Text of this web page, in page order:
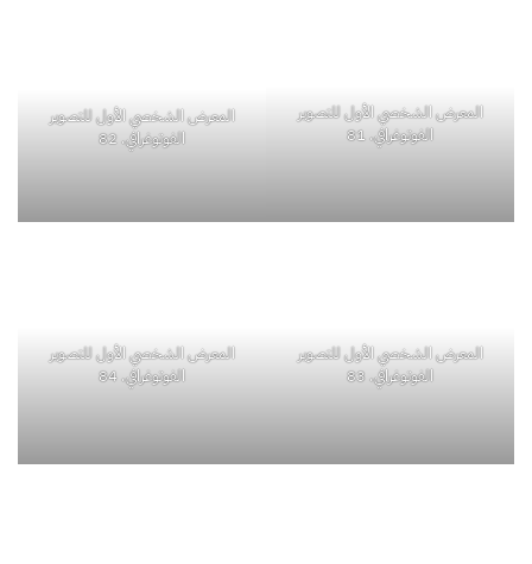
المعرض الشخصي الأول للتصوير
الفوتوغرافي. 81
المعرض الشخصي الأول للتصوير
الفوتوغرافي. 82
المعرض الشخصي الأول للتصوير
الفوتوغرافي. 83
المعرض الشخصي الأول للتصوير
الفوتوغرافي. 84